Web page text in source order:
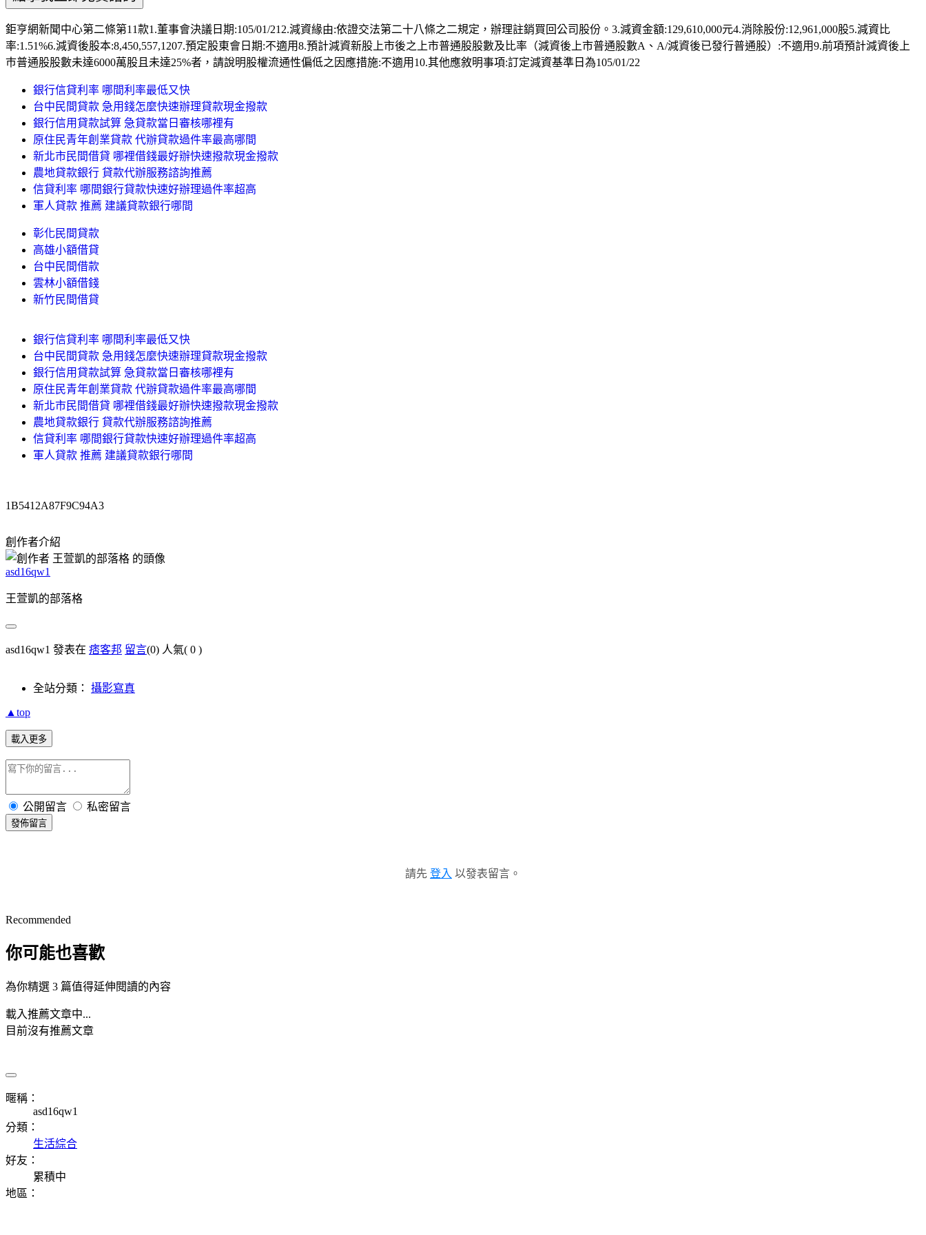
鉅亨網新聞中心第二條第11款1.董事會決議日期:105/01/212.減資緣由:依證交法第二十八條之二規定，辦理註銷買回公司股份。3.減資金額:129,610,000元4.消除股份:12,961,000股5.減資比
率:1.51%6.減資後股本:8,450,557,1207.預定股東會日期:不適用8.預計減資新股上市後之上市普通股股數及比率（減資後上市普通股數A、A/減資後已發行普通股）:不適用9.前項預計減資後上
巿普通股股數未達6000萬股且未達25%者，請說明股權流通性偏低之因應措施:不適用10.其他應敘明事項:訂定減資基準日為105/01/22
銀行信貸利率 哪間利率最低又快
台中民間貸款 急用錢怎麼快速辦理貸款現金撥款
銀行信用貸款試算 急貸款當日審核哪裡有
原住民青年創業貸款 代辦貸款過件率最高哪間
新北市民間借貸 哪裡借錢最好辦快速撥款現金撥款
農地貸款銀行 貸款代辦服務諮詢推薦
信貸利率 哪間銀行貸款快速好辦理過件率超高
軍人貸款 推薦 建議貸款銀行哪間
彰化民間貸款
高雄小額借貸
台中民間借款
雲林小額借錢
新竹民間借貸
銀行信貸利率 哪間利率最低又快
台中民間貸款 急用錢怎麼快速辦理貸款現金撥款
銀行信用貸款試算 急貸款當日審核哪裡有
原住民青年創業貸款 代辦貸款過件率最高哪間
新北市民間借貸 哪裡借錢最好辦快速撥款現金撥款
農地貸款銀行 貸款代辦服務諮詢推薦
信貸利率 哪間銀行貸款快速好辦理過件率超高
軍人貸款 推薦 建議貸款銀行哪間
1B5412A87F9C94A3
創作者介紹
asd16qw1
王萱凱的部落格
asd16qw1 發表在 痞客邦 留言(0) 人氣( 0 )
全站分類： 攝影寫真
▲top
載入更多
公開留言 私密留言
發佈留言
請先 登入 以發表留言。
Recommended
你可能也喜歡
為你精選 3 篇值得延伸閱讀的內容
載入推薦文章中...
目前沒有推薦文章
暱稱：
asd16qw1
分類：
生活綜合
好友：
累積中
地區：